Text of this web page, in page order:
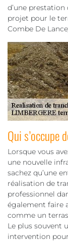
d’une
projet pour le
Combe De
Qui s’occupe
Lorsque vous
une nouvelle
sachez qu’une
réalisation de
professionnel
également faire
comme un
Le plus souvent
intervention